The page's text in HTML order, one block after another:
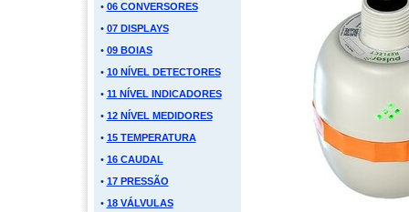
• 06 CONVERSORES
• 07 DISPLAYS
• 09 BOIAS
• 10 NÍVEL DETECTORES
• 11 NÍVEL INDICADORES
• 12 NÍVEL MEDIDORES
• 15 TEMPERATURA
• 16 CAUDAL
• 17 PRESSÃO
• 18 VÁLVULAS